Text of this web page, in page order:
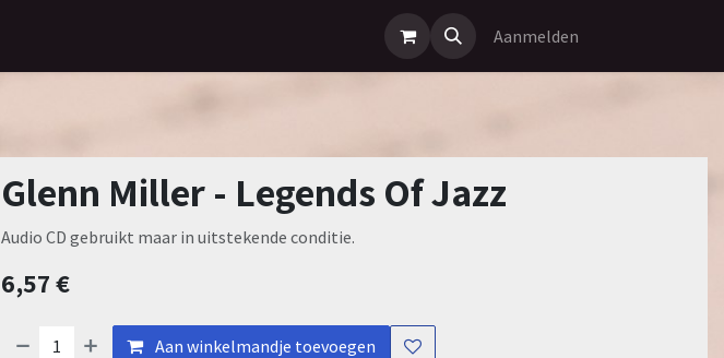
Aanmelden
Glenn Miller - Legends Of Jazz
Audio CD gebruikt maar in uitstekende conditie.
6,57€
Aan winkelmandje toevoegen